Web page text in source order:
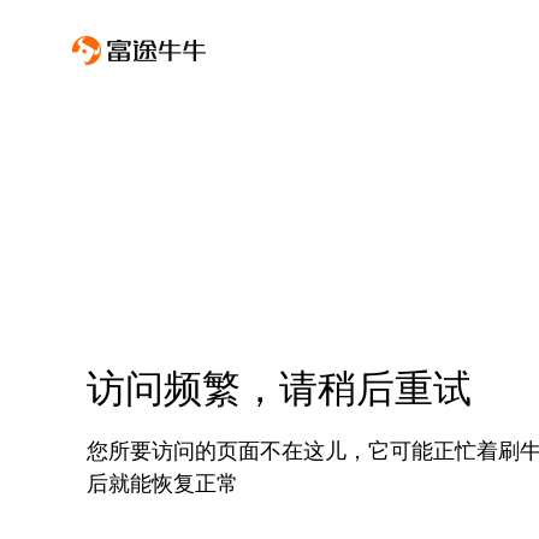
访问频繁，请稍后重试
您所要访问的页面不在这儿，它可能正忙着刷
后就能恢复正常